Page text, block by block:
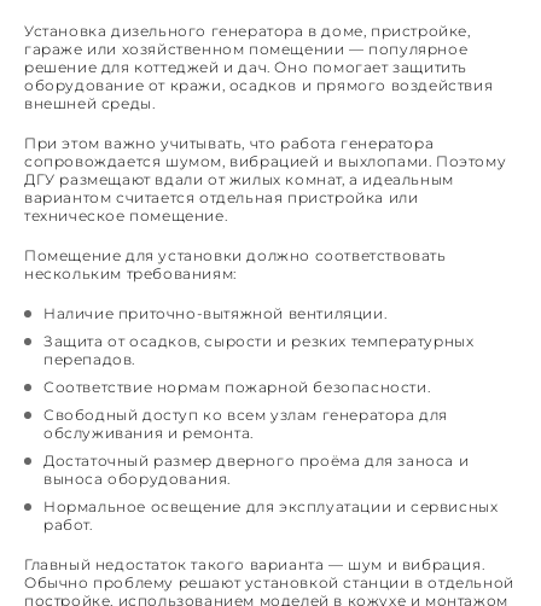
Установка дизельного генератора в доме, пристройке,
гараже или хозяйственном помещении — популярное
решение для коттеджей и дач. Оно помогает защитить
оборудование от кражи, осадков и прямого воздействия
внешней среды.
При этом важно учитывать, что работа генератора
сопровождается шумом, вибрацией и выхлопами. Поэтому
ДГУ размещают вдали от жилых комнат, а идеальным
вариантом считается отдельная пристройка или
техническое помещение.
Помещение для установки должно соответствовать
нескольким требованиям:
Наличие приточно-вытяжной вентиляции.
Защита от осадков, сырости и резких температурных
перепадов.
Соответствие нормам пожарной безопасности.
Свободный доступ ко всем узлам генератора для
обслуживания и ремонта.
Достаточный размер дверного проёма для заноса и
выноса оборудования.
Нормальное освещение для эксплуатации и сервисных
работ.
Главный недостаток такого варианта — шум и вибрация.
Обычно проблему решают установкой станции в отдельной
постройке, использованием моделей в кожухе и монтажом